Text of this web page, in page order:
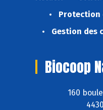
Protection
Gestion des
Biocoop
160